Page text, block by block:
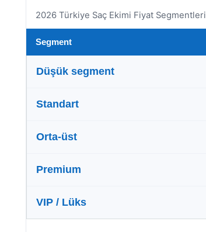
2026 Türkiye Saç Ekimi Fiyat Segmentleri
Segment
Düşük segment
Standart
Orta-üst
Premium
VIP / Lüks